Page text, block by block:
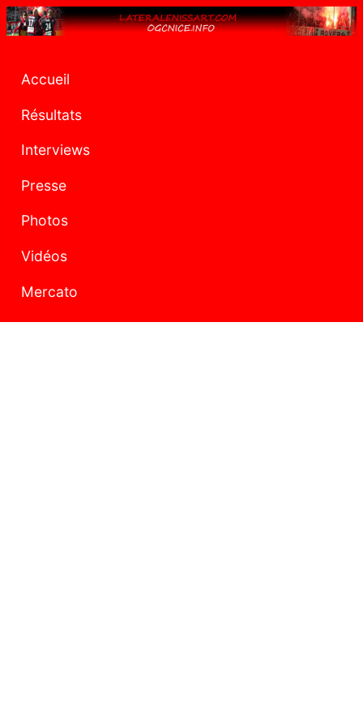
Accueil
Résultats
Interviews
Presse
Photos
Vidéos
Mercato